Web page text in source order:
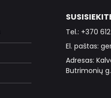
Tel.: +370
El. paštas:
Adresas:
Butrimonių